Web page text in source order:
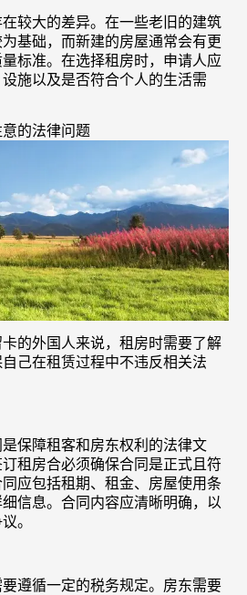
较大的差异。在一些老旧的建筑
基础，而新建的房屋通常会有更
标准。在选择租房时，申请人应
施以及是否符合个人的生活需
的法律问题
的外国人来说，租房时需要了解
己在租赁过程中不违反相关法
保障租客和房东权利的法律文
租房合必须确保合同是正式且符
应包括租期、租金、房屋使用条
信息。合同内容应清晰明确，以
。
遵循一定的税务规定。房东需要